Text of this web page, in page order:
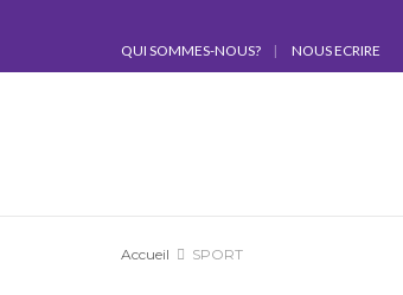
QUI SOMMES-NOUS? NOUS ECRIRE
Accueil SPORT